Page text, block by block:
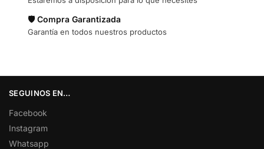
🛡️ Compra Garantizada
Garantía en todos nuestros productos
SEGUINOS EN…
Facebook
Instagram
Whatsapp